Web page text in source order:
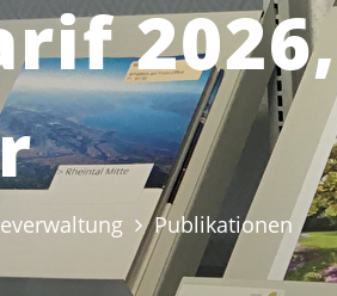
Publikationen